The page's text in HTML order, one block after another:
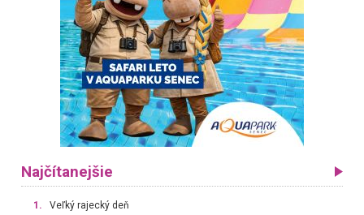
Najčítanejšie
1. Veľký rajecký deň